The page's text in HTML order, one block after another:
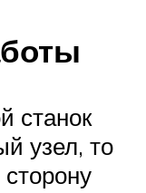
станок
узел, то